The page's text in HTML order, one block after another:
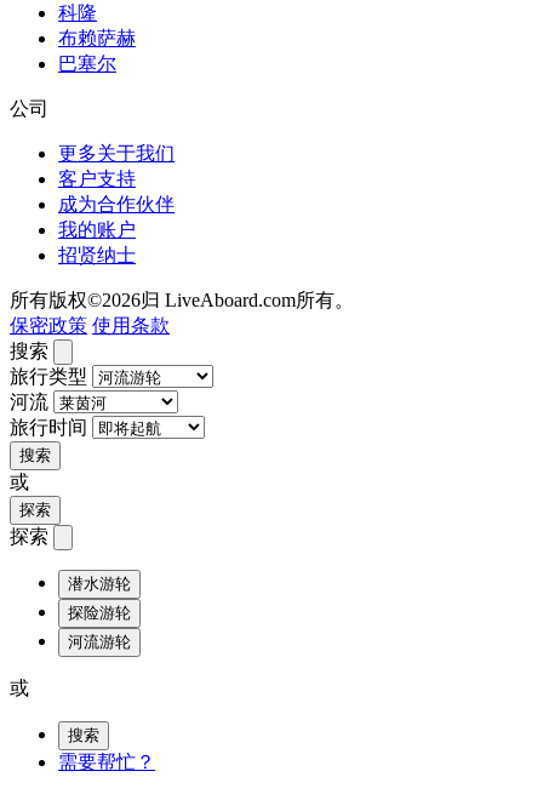
科隆
布赖萨赫
巴塞尔
公司
更多关于我们
客户支持
成为合作伙伴
我的账户
招贤纳士
所有版权©2026归 LiveAboard.com所有。
保密政策 使用条款
搜索
旅行类型
河流
旅行时间
搜索
或
探索
探索
潜水游轮
探险游轮
河流游轮
或
搜索
需要帮忙？